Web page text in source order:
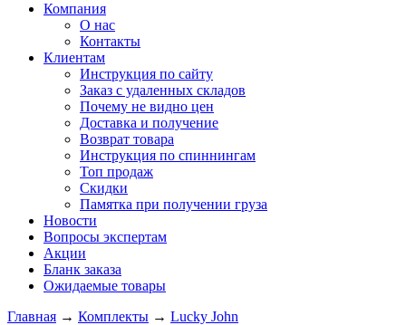
Компания
О нас
Контакты
Клиентам
Инструкция по сайту
Заказ с удаленных складов
Почему не видно цен
Доставка и получение
Возврат товара
Инструкция по спиннингам
Топ продаж
Скидки
Памятка при получении груза
Новости
Вопросы экспертам
Акции
Бланк заказа
Ожидаемые товары
Главная → Комплекты → Lucky John